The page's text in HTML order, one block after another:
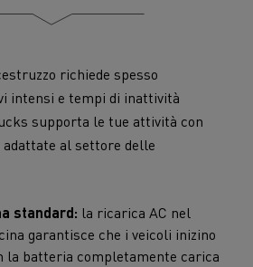
richiede spesso
intensi e tempi di inattività
supporta le tue attività con
al settore delle
standard: la ricarica AC nel
garantisce che i veicoli inizino
la batteria completamente carica